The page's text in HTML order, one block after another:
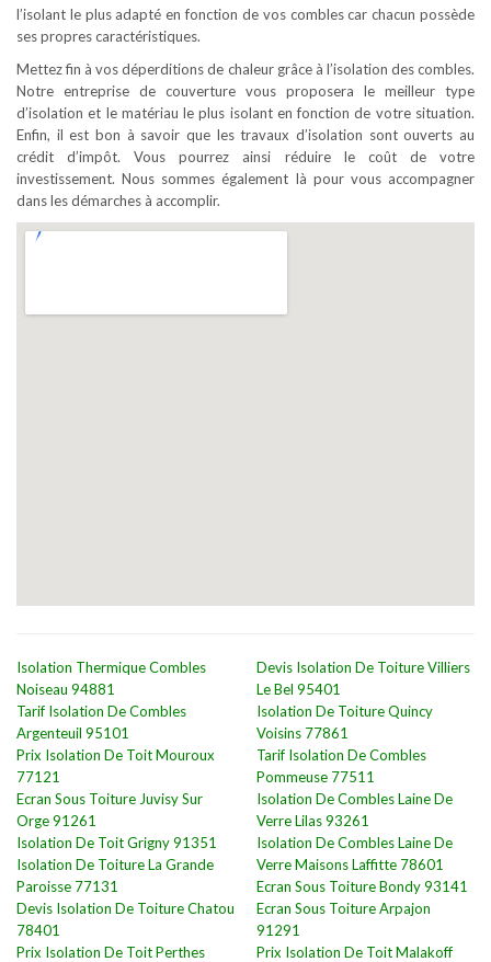
l’isolant le plus adapté en fonction de vos combles car chacun possède
ses propres caractéristiques.
Mettez fin à vos déperditions de chaleur grâce à l’isolation des combles.
Notre entreprise de couverture vous proposera le meilleur type
d’isolation et le matériau le plus isolant en fonction de votre situation.
Enfin, il est bon à savoir que les travaux d’isolation sont ouverts au
crédit d’impôt. Vous pourrez ainsi réduire le coût de votre
investissement. Nous sommes également là pour vous accompagner
dans les démarches à accomplir.
Isolation Thermique Combles
Noiseau 94881
Tarif Isolation De Combles
Argenteuil 95101
Prix Isolation De Toit Mouroux
77121
Ecran Sous Toiture Juvisy Sur
Orge 91261
Isolation De Toit Grigny 91351
Isolation De Toiture La Grande
Paroisse 77131
Devis Isolation De Toiture Chatou
78401
Prix Isolation De Toit Perthes
Devis Isolation De Toiture Villiers
Le Bel 95401
Isolation De Toiture Quincy
Voisins 77861
Tarif Isolation De Combles
Pommeuse 77511
Isolation De Combles Laine De
Verre Lilas 93261
Isolation De Combles Laine De
Verre Maisons Laffitte 78601
Ecran Sous Toiture Bondy 93141
Ecran Sous Toiture Arpajon
91291
Prix Isolation De Toit Malakoff